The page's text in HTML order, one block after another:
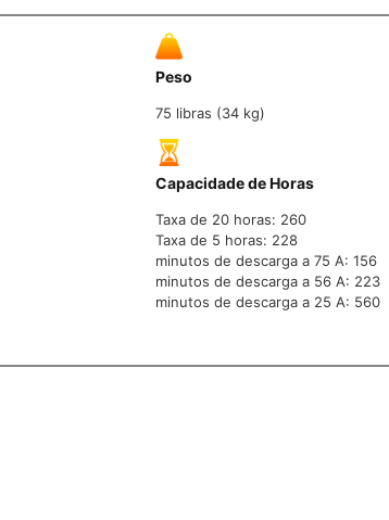
Peso
75 libras (34 kg)
Capacidade de Horas
Taxa de 20 horas: 260
Taxa de 5 horas: 228
minutos de descarga a 75 A: 156
minutos de descarga a 56 A: 223
minutos de descarga a 25 A: 560